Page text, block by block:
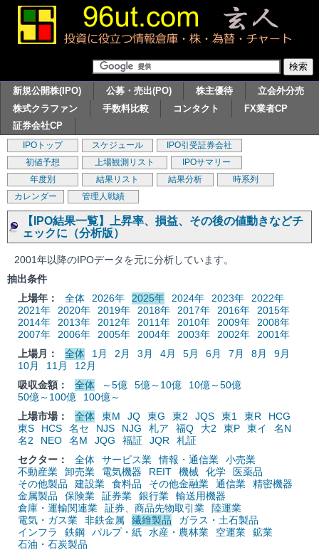
新規公開株(IPO) 公募・売出(PO) 株主優待
立会外分売
株式クラファン
手数料比較 コンタクト
FX業者CP
証券会社CP
IPOトップ スケジュール
IPO引受証券会社
初値予想
上場観測リスト
IPOサマリー
年度別
結果リスト 結果分析
時系列
カレンダー
管理人戦績
【IPO結果一覧】上昇率、損益、その後の値動きなどチ
ェックに（分析版）
2001年以降のIPOデータを元に分析しています。
抽出条件
上場年：
全体 2026年 2025年 2024年 2023年
2022年
2021年
2020年 2019年 2018年 2017年 2016年
2015年
2014年
2013年 2012年 2011年 2010年 2009年
2008年
2007年
2006年 2005年 2004年 2003年 2002年
2001年
上場月：
全体 1月 2月 3月 4月 5月 6月 7月 8月
9月
10月
11月
12月
吸収金額：
全体 ～5億 5億～10億
10億～50億
50億～100億
100億～
上場市場：
全体 東M JQ 東G 東2 JQS 東1 東R
HCG
東S
HCS 名セ NJS NJG 札ア 福Q 大2 東P 東イ
名N
名2
NEO 名M JQG 福証 JQR
札証
セクター：
全体 サービス業 情報・通信業
小売業
不動産業
卸売業 電気機器 REIT 機械 化学
医薬品
その他製品
建設業 食料品 その他金融業 通信業
精密機器
金属製品
保険業 証券業 銀行業
輸送用機器
倉庫・運輸関連業
証券、商品先物取引業
陸運業
電気・ガス業
非鉄金属 繊維製品
ガラス・土石製品
インフラ
鉄鋼 パルプ・紙 水産・農林業 空運業
鉱業
石油・石炭製品